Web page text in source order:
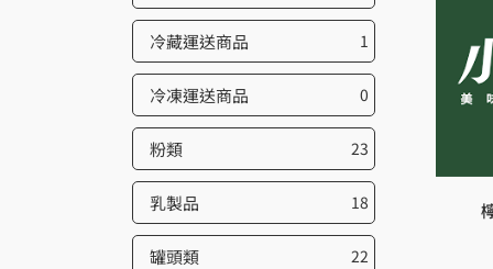
冷藏運送商品 1
冷凍運送商品 0
粉類 23
乳製品 18
罐頭類 22